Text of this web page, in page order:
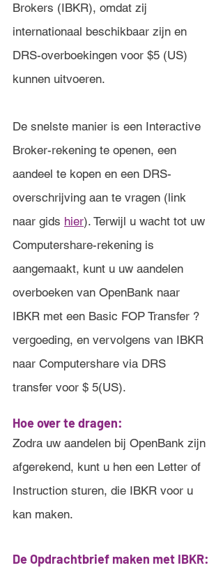
Brokers (IBKR), omdat zij
internationaal beschikbaar zijn en
DRS-overboekingen voor $5 (US)
kunnen uitvoeren.
De snelste manier is een Interactive
Broker-rekening te openen, een
aandeel te kopen en een DRS-
overschrijving aan te vragen (link
naar gids hier). Terwijl u wacht tot uw
Computershare-rekening is
aangemaakt, kunt u uw aandelen
overboeken van OpenBank naar
IBKR met een Basic FOP Transfer ?
vergoeding, en vervolgens van IBKR
naar Computershare via DRS
transfer voor $ 5(US).
Hoe over te dragen:
Zodra uw aandelen bij OpenBank zijn
afgerekend, kunt u hen een Letter of
Instruction sturen, die IBKR voor u
kan maken.
De Opdrachtbrief maken met IBKR: